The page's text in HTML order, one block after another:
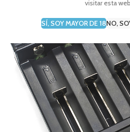
visitar esta
SÍ, SOY MAYOR DE 18NO,